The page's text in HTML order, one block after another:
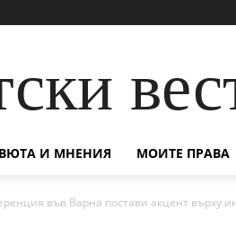
И МНЕНИЯ МОИТЕ ПРАВА
във Варна постави акцент върху